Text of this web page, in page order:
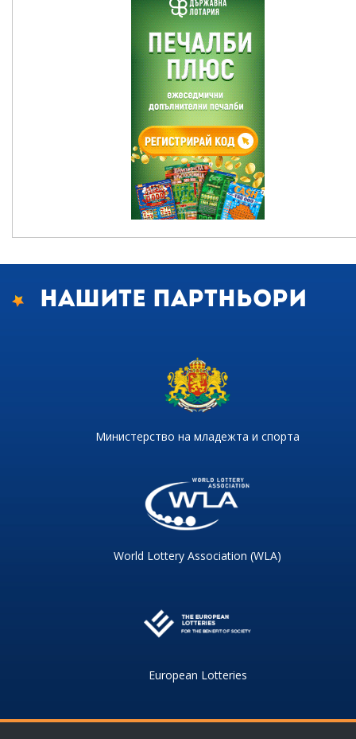
Нашите партньори
Министерство на младежта и спорта
World Lottery Association (WLA)
European Lotteries